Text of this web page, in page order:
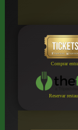
Comprar
Reservar